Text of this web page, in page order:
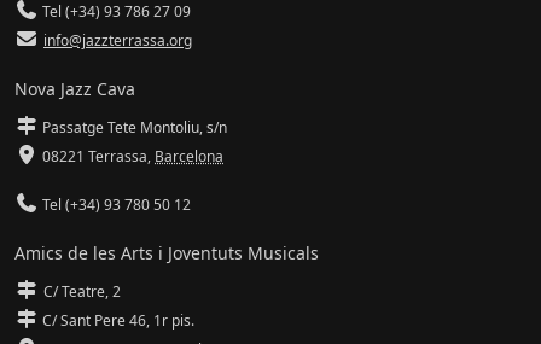
Tel (+34) 93 786 27 09
info@jazzterrassa.org
Nova Jazz Cava
Passatge Tete Montoliu, s/n
08221 Terrassa, Barcelona
Tel (+34) 93 780 50 12
Amics de les Arts i Joventuts Musicals
C/ Teatre, 2
C/ Sant Pere 46, 1r pis.